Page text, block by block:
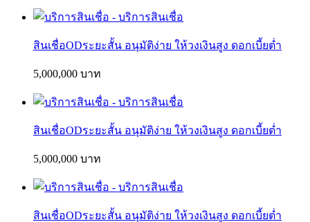
สินเชื่อODระยะสั้น อนุมัติง่าย ให้วงเงินสูง ดอกเบี้ยต่ำ
5,000,000 บาท
สินเชื่อODระยะสั้น อนุมัติง่าย ให้วงเงินสูง ดอกเบี้ยต่ำ
5,000,000 บาท
สินเชื่อODระยะสั้น อนุมัติง่าย ให้วงเงินสูง ดอกเบี้ยต่ำ